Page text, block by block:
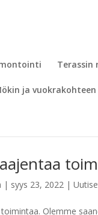
Terassin
ja
| syys 23, 2022 |
Olemme